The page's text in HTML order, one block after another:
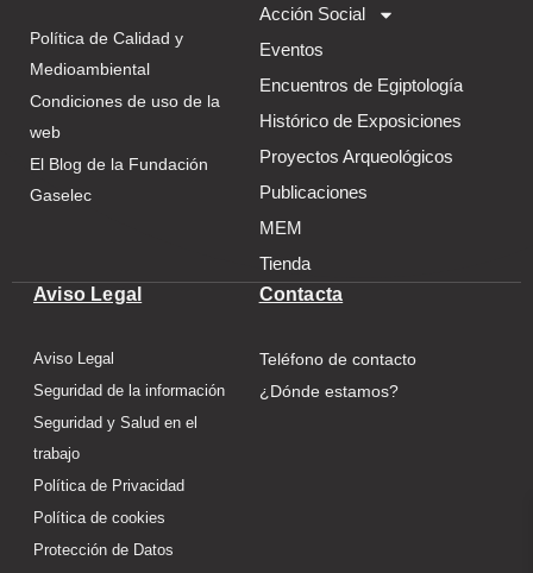
Política de Calidad y
Medioambiental
Condiciones de uso de la
web
El Blog de la Fundación
Gaselec
Acción Social
Eventos
Encuentros de Egiptología
Histórico de Exposiciones
Proyectos Arqueológicos
Publicaciones
MEM
Tienda
Aviso Legal
Aviso Legal
Seguridad de la información
Seguridad y Salud en el
trabajo
Política de Privacidad
Política de cookies
Protección de Datos
Contacta
Teléfono de contacto
¿Dónde estamos?